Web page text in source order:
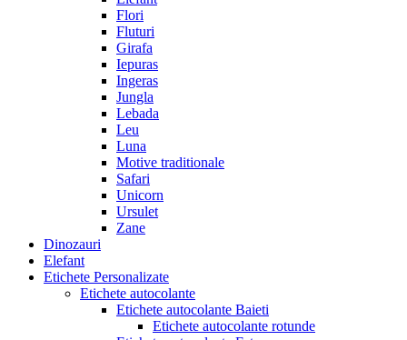
Flori
Fluturi
Girafa
Iepuras
Ingeras
Jungla
Lebada
Leu
Luna
Motive traditionale
Safari
Unicorn
Ursulet
Zane
Dinozauri
Elefant
Etichete Personalizate
Etichete autocolante
Etichete autocolante Baieti
Etichete autocolante rotunde